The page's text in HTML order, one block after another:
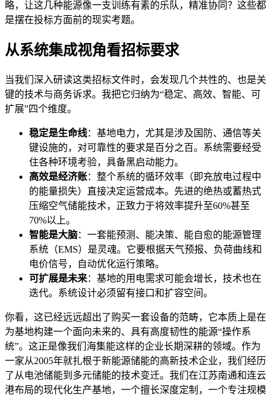
略，让这几种能源像一支训练有素的乐队，精准协同？这些都
是摆在投标方面前的现实考题。
从系统集成视角看招标要求
当我们深入研读这类招标文件时，会发现几个共性的、也是关
键的技术与商务诉求。我把它归纳为“稳定、高效、智能、可
扩展”四个维度。
稳定是生命线：基地电力，尤其是涉及国防、通信等关
键设施的，对可靠性的要求是百分之百。系统需要经受
住各种环境考验，具备黑启动能力。
高效是经济账：整个系统的循环效率（即充放电过程中
的能量损失）直接决定运营成本。先进的绝热或蓄热式
压缩空气储能技术，正致力于将效率提升至60%甚至
70%以上。
智能是大脑：一套能预测、能决策、能自愈的能源管理
系统（EMS）是灵魂。它要根据天气预报、负荷曲线和
电价信号，自动优化运行策略。
可扩展是未来：基地的用电需求可能会增长，技术也在
迭代。系统设计必须留有接口和扩容空间。
你看，这已经远远超出了购买一套设备的范畴，它本质上是在
为基地构建一个面向未来的、具有高度韧性的能源“操作系
统”。这正是像我们海集能这样的企业长期深耕的领域。作为
一家从2005年就扎根于新能源储能的高新技术企业，我们经历
了从电池储能到多元储能的技术变迁。我们在江苏南通和连云
港布局的现代化生产基地，一个擅长深度定制，一个专注规模